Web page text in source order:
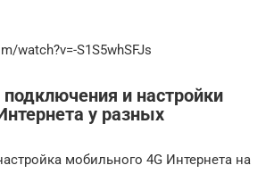
watch?v=-S1S5whSFJs
и настройки
у разных
мобильного 4G Интернета на